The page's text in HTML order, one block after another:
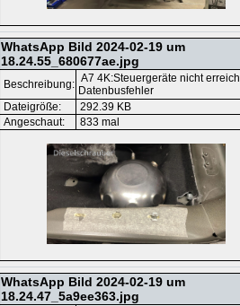
WhatsApp Bild 2024-02-19 um
18.24.55_680677ae.jpg
Beschreibung: A7 4K:Steuergeräte nicht
Datenbusfehler
Dateigröße:
292.39 KB
Angeschaut:
833 mal
WhatsApp Bild 2024-02-19 um
18.24.47_5a9ee363.jpg